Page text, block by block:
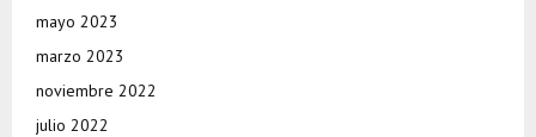
mayo 2023
marzo 2023
noviembre 2022
julio 2022